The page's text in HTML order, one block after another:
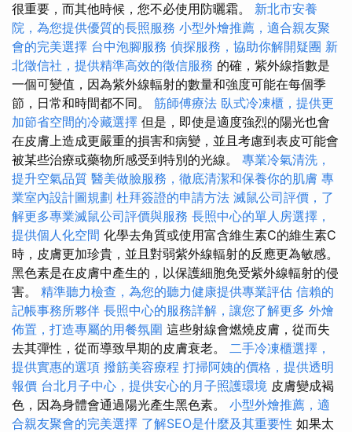
很重要，而其他時候，您不必使用防曬霜。 新北市安養
院，為您提供優質的長照服務 小型外燴推薦，適合親友聚
會的完美選擇 台中泡腳服務 偵探服務，協助你解開疑團 新
北徵信社，提供精準高效的徵信服務 的確，紫外線指數是
一個可變值，因為紫外線輻射的數量和強度可能在每個季
節，日常和時間都不同。 筋師傅療法 臥式冷凍櫃，提供更
加節省空間的冷藏選擇 但是，即使是適度強烈的陽光也會
在皮膚上造成更嚴重的損害和病變，並且考慮到表皮可能會
被某些治療或藥物所感受到特別的光線。 專業冷氣清洗，
提升空氣品質 醫美做臉服務，徹底清潔和保養你的肌膚 專
業室內設計圖規劃 杜拜簽證的申請方法 滅鼠公司評價，了
解更多專業滅鼠公司評價與服務 長照中心的單人房選擇，
提供個人化空間 化學去角質或使用富含維生素C的維生素C
時，皮膚更加珍貴，並且對弱紫外線輻射的反應更為敏感。
黑色素是在皮膚中產生的，以保護細胞免受紫外線輻射的侵
害。 精準聽力檢查，為您的聽力健康提供專業評估 信賴的
記帳事務所夥伴 長照中心的服務詳解，讓您了解更多 外燴
佈置，打造專屬的用餐氛圍 這些射線會燃燒皮膚，從而失
去其彈性，從而導致早期的皮膚衰老。 二手冷凍櫃選擇，
提供實惠的選項 撥筋美容療程 打掃阿姨的價格，提供透明
報價 台北月子中心，提供安心的月子照護環境 皮膚變成褐
色，因為身體會通過陽光產生黑色素。 小型外燴推薦，適
合親友聚會的完美選擇 了解SEO是什麼及其重要性 如果太